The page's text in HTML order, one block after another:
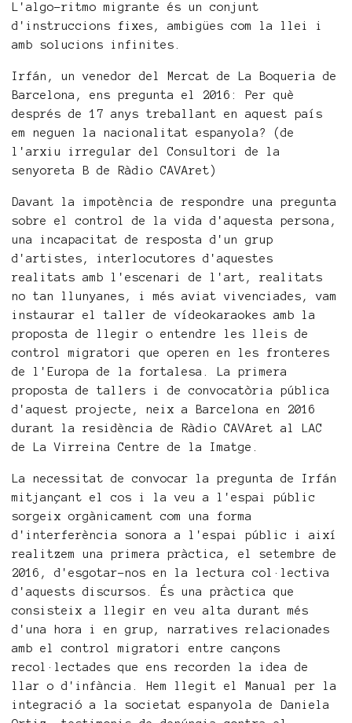
L'algo-ritmo migrante és un conjunt
d'instruccions fixes, ambigües com la llei i
amb solucions infinites.
Irfán, un venedor del Mercat de La Boqueria de
Barcelona, ens pregunta el 2016: Per què
després de 17 anys treballant en aquest país
em neguen la nacionalitat espanyola? (de
l'arxiu irregular del Consultori de la
senyoreta B de Ràdio CAVAret)
Davant la impotència de respondre una pregunta
sobre el control de la vida d'aquesta persona,
una incapacitat de resposta d'un grup
d'artistes, interlocutores d'aquestes
realitats amb l'escenari de l'art, realitats
no tan llunyanes, i més aviat vivenciades, vam
instaurar el taller de vídeokaraokes amb la
proposta de llegir o entendre les lleis de
control migratori que operen en les fronteres
de l'Europa de la fortalesa. La primera
proposta de tallers i de convocatòria pública
d'aquest projecte, neix a Barcelona en 2016
durant la residència de Ràdio CAVAret al LAC
de La Virreina Centre de la Imatge.
La necessitat de convocar la pregunta de Irfán
mitjançant el cos i la veu a l'espai públic
sorgeix orgànicament com una forma
d'interferència sonora a l'espai públic i així
realitzem una primera pràctica, el setembre de
2016, d'esgotar-nos en la lectura col·lectiva
d'aquests discursos. És una pràctica que
consisteix a llegir en veu alta durant més
d'una hora i en grup, narratives relacionades
amb el control migratori entre cançons
recol·lectades que ens recorden la idea de
llar o d'infància. Hem llegit el Manual per la
integració a la societat espanyola de Daniela